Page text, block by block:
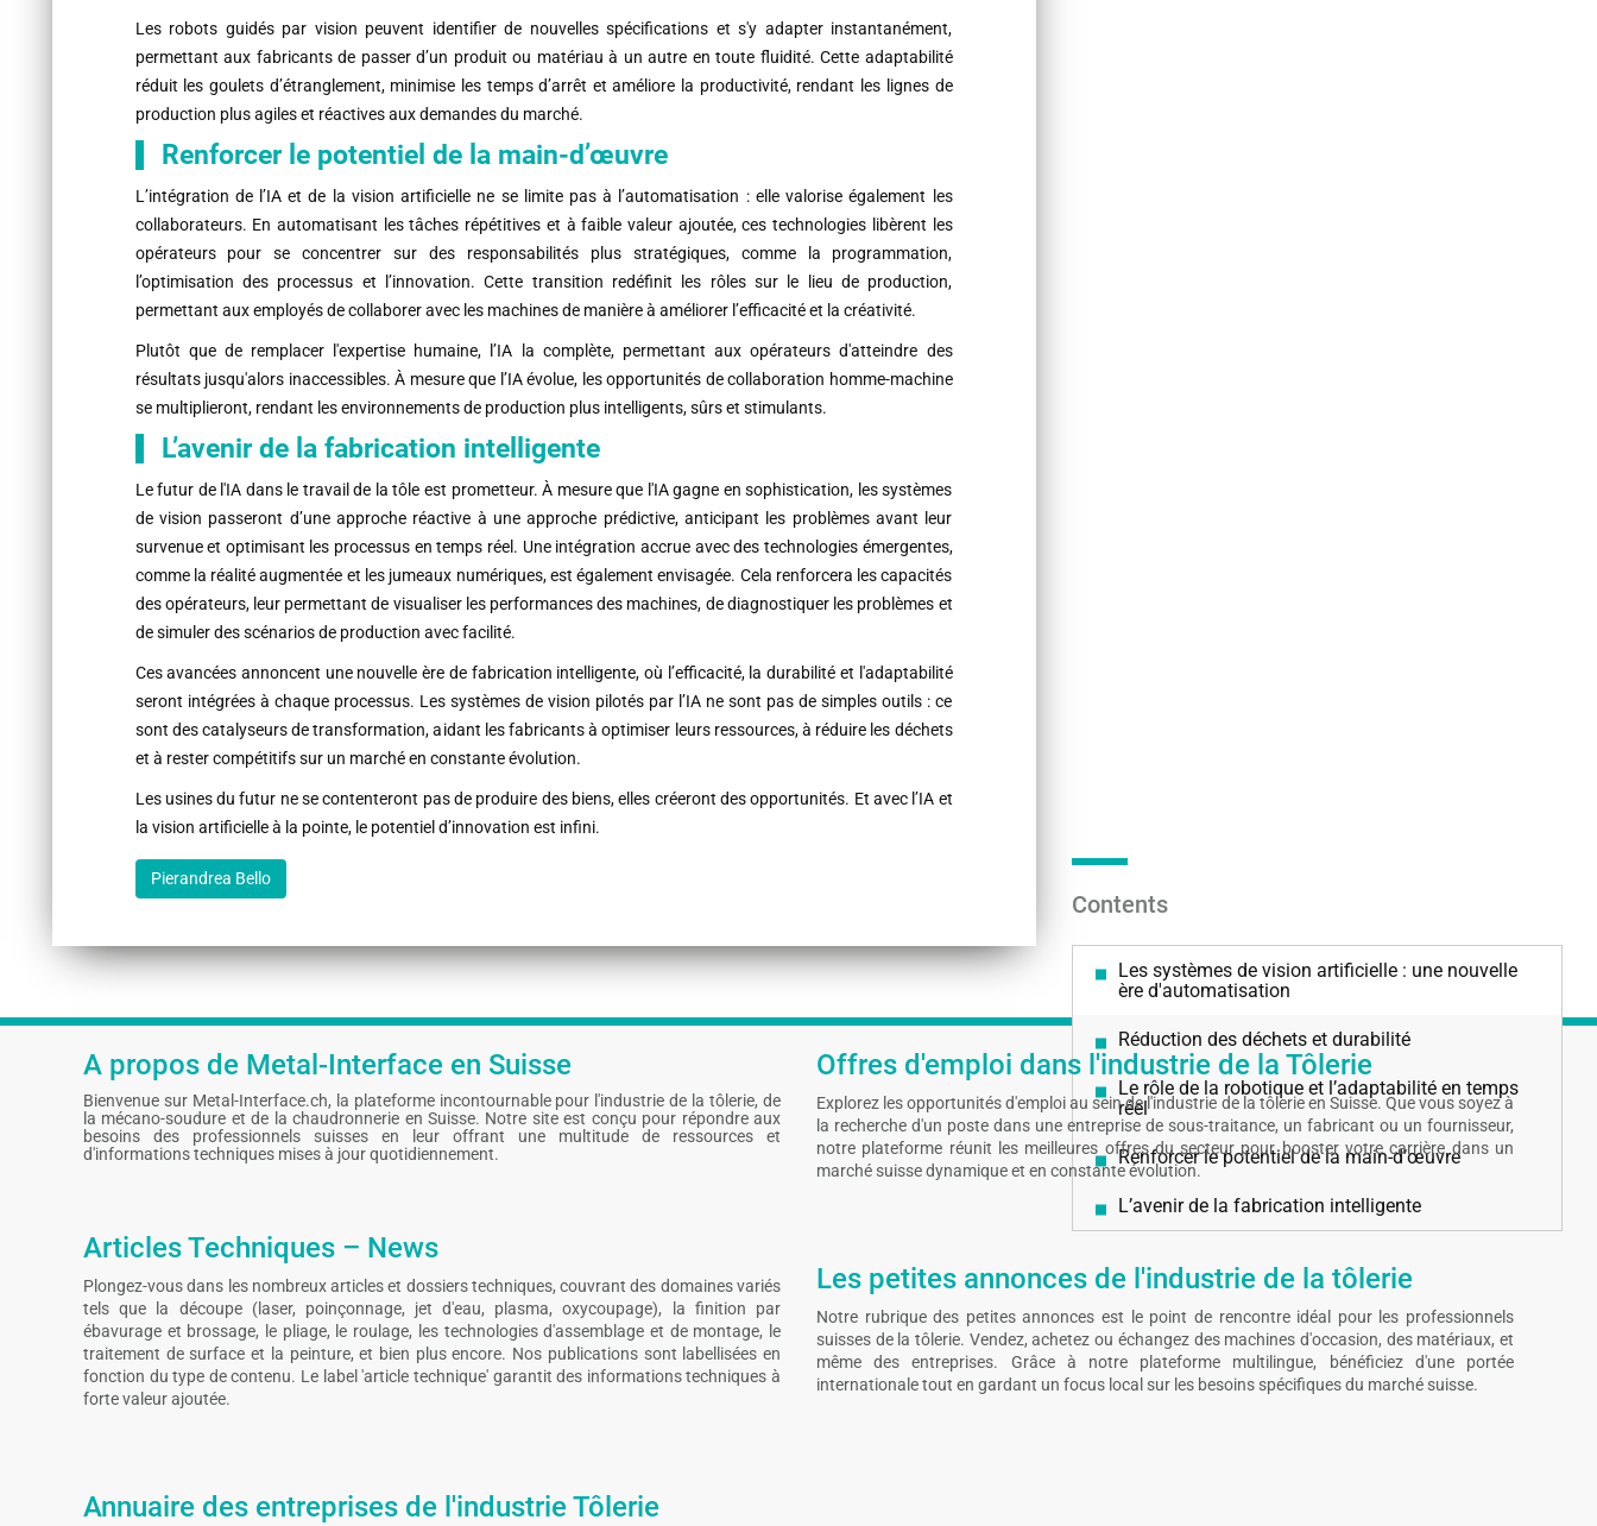
Les robots guidés par vision peuvent identifier de nouvelles spécifications et s'y adapter instantanément,
permettant aux fabricants de passer d’un produit ou matériau à un autre en toute fluidité. Cette adaptabilité
réduit les goulets d’étranglement, minimise les temps d’arrêt et améliore la productivité, rendant les lignes de
production plus agiles et réactives aux demandes du marché.
Renforcer le potentiel de la main-d’œuvre
L’intégration de l’IA et de la vision artificielle ne se limite pas à l’automatisation : elle valorise également les
collaborateurs. En automatisant les tâches répétitives et à faible valeur ajoutée, ces technologies libèrent les
opérateurs pour se concentrer sur des responsabilités plus stratégiques, comme la programmation,
l’optimisation des processus et l’innovation. Cette transition redéfinit les rôles sur le lieu de production,
permettant aux employés de collaborer avec les machines de manière à améliorer l’efficacité et la créativité.
Plutôt que de remplacer l'expertise humaine, l’IA la complète, permettant aux opérateurs d'atteindre des
résultats jusqu'alors inaccessibles. À mesure que l’IA évolue, les opportunités de collaboration homme-machine
se multiplieront, rendant les environnements de production plus intelligents, sûrs et stimulants.
L’avenir de la fabrication intelligente
Le futur de l'IA dans le travail de la tôle est prometteur. À mesure que l'IA gagne en sophistication, les systèmes
de vision passeront d’une approche réactive à une approche prédictive, anticipant les problèmes avant leur
survenue et optimisant les processus en temps réel. Une intégration accrue avec des technologies émergentes,
comme la réalité augmentée et les jumeaux numériques, est également envisagée. Cela renforcera les capacités
des opérateurs, leur permettant de visualiser les performances des machines, de diagnostiquer les problèmes et
de simuler des scénarios de production avec facilité.
Ces avancées annoncent une nouvelle ère de fabrication intelligente, où l’efficacité, la durabilité et l'adaptabilité
seront intégrées à chaque processus. Les systèmes de vision pilotés par l’IA ne sont pas de simples outils : ce
sont des catalyseurs de transformation, aidant les fabricants à optimiser leurs ressources, à réduire les déchets
et à rester compétitifs sur un marché en constante évolution.
Les usines du futur ne se contenteront pas de produire des biens, elles créeront des opportunités. Et avec l’IA et
la vision artificielle à la pointe, le potentiel d’innovation est infini.
Pierandrea Bello
Contents
Les systèmes de vision artificielle : une nouvelle
ère d'automatisation
Réduction des déchets et durabilité
Le rôle de la robotique et l’adaptabilité en temps
réel
Renforcer le potentiel de la main-d’œuvre
L’avenir de la fabrication intelligente
A propos de Metal-Interface en Suisse
Bienvenue sur Metal-Interface.ch, la plateforme incontournable pour l'industrie de la tôlerie, de
la mécano-soudure et de la chaudronnerie en Suisse. Notre site est conçu pour répondre aux
besoins des professionnels suisses en leur offrant une multitude de ressources et
d'informations techniques mises à jour quotidiennement.
Articles Techniques – News
Plongez-vous dans les nombreux articles et dossiers techniques, couvrant des domaines variés
tels que la découpe (laser, poinçonnage, jet d'eau, plasma, oxycoupage), la finition par
ébavurage et brossage, le pliage, le roulage, les technologies d'assemblage et de montage, le
traitement de surface et la peinture, et bien plus encore. Nos publications sont labellisées en
fonction du type de contenu. Le label 'article technique' garantit des informations techniques à
forte valeur ajoutée.
Annuaire des entreprises de l'industrie Tôlerie
Offres d'emploi dans l'industrie de la Tôlerie
Explorez les opportunités d'emploi au sein de l'industrie de la tôlerie en Suisse. Que vous soyez à
la recherche d'un poste dans une entreprise de sous-traitance, un fabricant ou un fournisseur,
notre plateforme réunit les meilleures offres du secteur pour booster votre carrière dans un
marché suisse dynamique et en constante évolution.
Les petites annonces de l'industrie de la tôlerie
Notre rubrique des petites annonces est le point de rencontre idéal pour les professionnels
suisses de la tôlerie. Vendez, achetez ou échangez des machines d'occasion, des matériaux, et
même des entreprises. Grâce à notre plateforme multilingue, bénéficiez d'une portée
internationale tout en gardant un focus local sur les besoins spécifiques du marché suisse.